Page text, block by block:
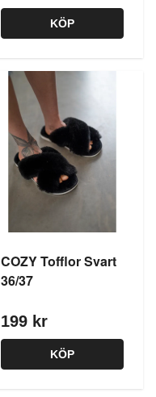
KÖP
COZY Tofflor Svart
36/37
199 kr
KÖP